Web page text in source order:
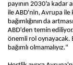
payının 2030'a kadar
ile ABD'nin, Avrupa ile
bağımlığının da
ABD'den temin
önemli rol oynayacak.
bağımlı olmamalıyız."